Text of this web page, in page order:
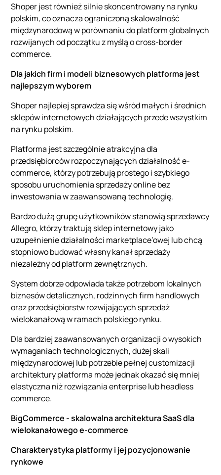
Shoper jest również silnie skoncentrowany na rynku
polskim, co oznacza ograniczoną skalowalność
międzynarodową w porównaniu do platform globalnych
rozwijanych od początku z myślą o cross-border
commerce.
Dla jakich firm i modeli biznesowych platforma jest
najlepszym wyborem
Shoper najlepiej sprawdza się wśród małych i średnich
sklepów internetowych działających przede wszystkim
na rynku polskim.
Platforma jest szczególnie atrakcyjna dla
przedsiębiorców rozpoczynających działalność e-
commerce, którzy potrzebują prostego i szybkiego
sposobu uruchomienia sprzedaży online bez
inwestowania w zaawansowaną technologię.
Bardzo dużą grupę użytkowników stanowią sprzedawcy
Allegro, którzy traktują sklep internetowy jako
uzupełnienie działalności marketplace’owej lub chcą
stopniowo budować własny kanał sprzedaży
niezależny od platform zewnętrznych.
System dobrze odpowiada także potrzebom lokalnych
biznesów detalicznych, rodzinnych firm handlowych
oraz przedsiębiorstw rozwijających sprzedaż
wielokanałową w ramach polskiego rynku.
Dla bardziej zaawansowanych organizacji o wysokich
wymaganiach technologicznych, dużej skali
międzynarodowej lub potrzebie pełnej customizacji
architektury platforma może jednak okazać się mniej
elastyczna niż rozwiązania enterprise lub headless
commerce.
BigCommerce - skalowalna architektura SaaS dla
wielokanałowego e-commerce
Charakterystyka platformy i jej pozycjonowanie
rynkowe